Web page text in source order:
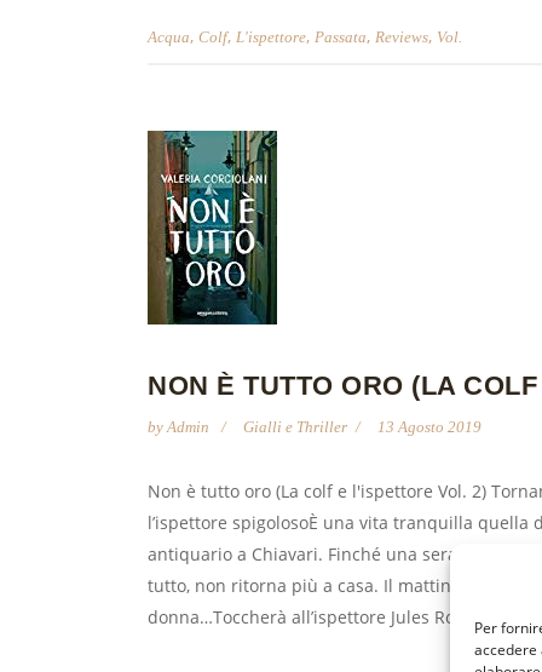
Per
accedere
Acqua, Colf, L'ispettore, Passata, Reviews, Vol.
NON È TUTTO ORO (LA
by Admin Gialli e Thriller 13 Agosto 2019
Non è tutto oro (La colf e l'ispettore Vol. 2)
l’ispettore spigolosoÈ una vita tranquilla quella
antiquario a Chiavari. Finché una sera la
tutto, non ritorna più a casa. Il mattino dopo un
donna…Toccherà all’ispettore Jules Rosset e